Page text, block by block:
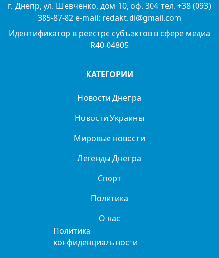
г. Днепр, ул. Шевченко, дом 10, оф. 304 тел. +38 (093)
385-87-82 e-mail: redakt.di@gmail.com
Идентификатор в реестре субъектов в сфере медиа
R40-04805
КАТЕГОРИИ
Новости Днепра
Новости Украины
Мировые новости
Легенды Днепра
Спорт
Политика
О нас
Политика
конфиденциальности